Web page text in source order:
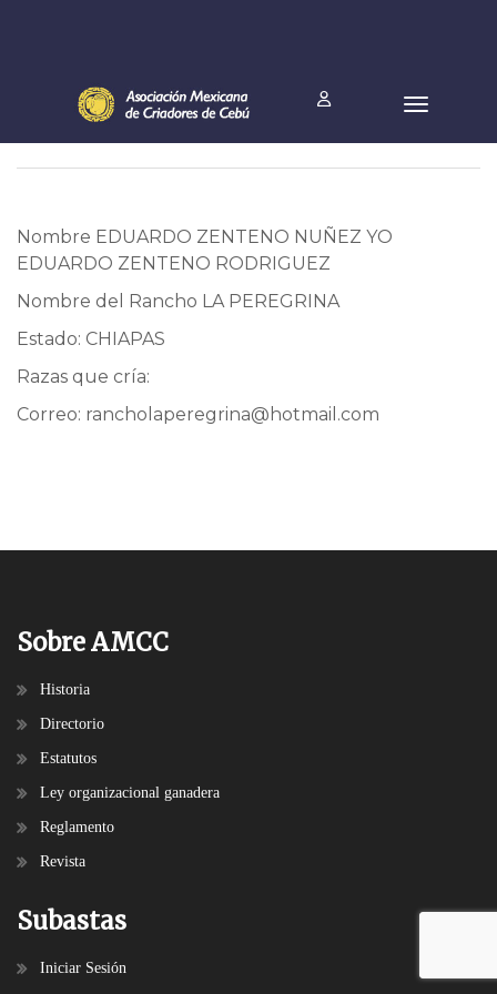
Nombre EDUARDO ZENTENO NUÑEZ YO
EDUARDO ZENTENO RODRIGUEZ
Nombre del Rancho LA PEREGRINA
Estado: CHIAPAS
Razas que cría:
Correo: rancholaperegrina@hotmail.com
Sobre AMCC
Historia
Directorio
Estatutos
Ley organizacional ganadera
Reglamento
Revista
Subastas
Iniciar Sesión